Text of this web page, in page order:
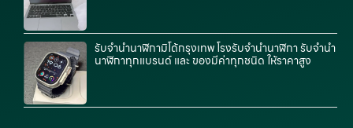
รับจำนำนาฬิกามิโด้กรุงเทพ โรงรับจำนำนาฬิกา รับจำนำ
นาฬิกาทุกแบรนด์ และ ของมีค่าทุกชนิด ให้ราคาสูง